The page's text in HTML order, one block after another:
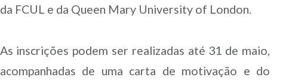
da FCUL e da Queen Mary University of London.
As inscrições podem ser realizadas até 31 de maio,
acompanhadas de uma carta de motivação e do